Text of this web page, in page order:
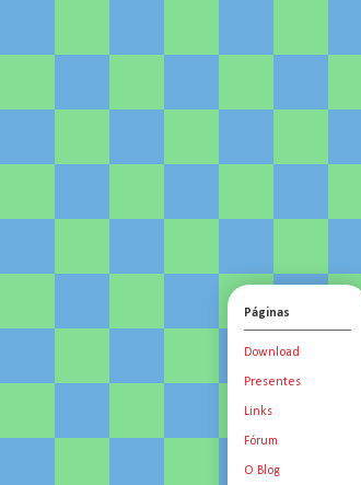
Páginas
Download
Presentes
Links
Fórum
O Blog